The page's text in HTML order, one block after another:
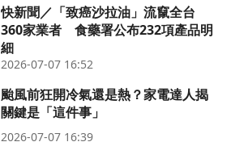
快新聞／「致癌沙拉油」流竄全台
360家業者 食藥署公布232項產品明
細
2026-07-07 16:52
颱風前狂開冷氣還是熱？家電達人揭
關鍵是「這件事」
2026-07-07 16:39